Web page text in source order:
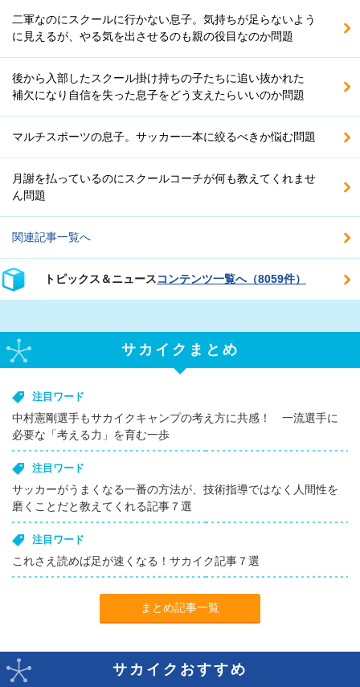
二軍なのにスクールに行かない息子。気持ちが足らないよう
に見えるが、やる気を出させるのも親の役目なのか問題
後から入部したスクール掛け持ちの子たちに追い抜かれた
補欠になり自信を失った息子をどう支えたらいいのか問題
マルチスポーツの息子。サッカー一本に絞るべきか悩む問題
月謝を払っているのにスクールコーチが何も教えてくれませ
ん問題
関連記事一覧へ
トピックス＆ニュースコンテンツ一覧へ（8059件）
サカイクまとめ
注目ワード
中村憲剛選手もサカイクキャンプの考え方に共感！ 一流選手に
必要な「考える力」を育む一歩
注目ワード
サッカーがうまくなる一番の方法が、技術指導ではなく人間性を
磨くことだと教えてくれる記事７選
注目ワード
これさえ読めば足が速くなる！サカイク記事７選
まとめ記事一覧
サカイクおすすめ